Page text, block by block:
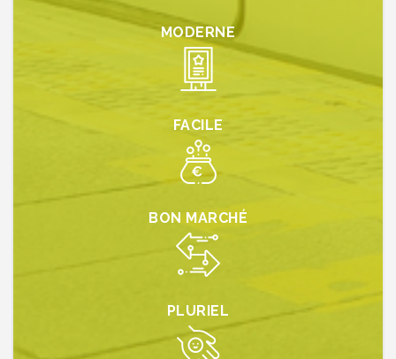
MODERNE
FACILE
BON MARCHÉ
PLURIEL